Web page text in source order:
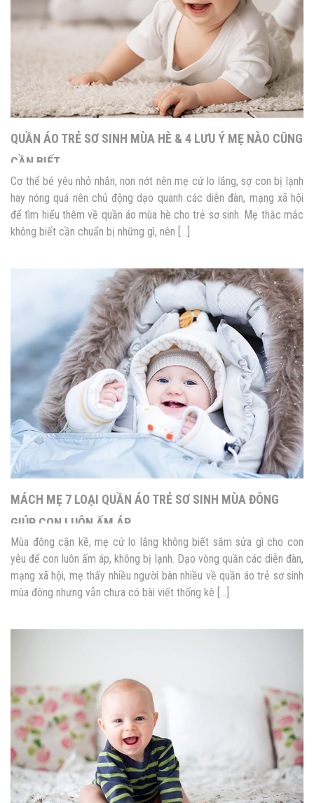
QUẦN ÁO TRẺ SƠ SINH MÙA HÈ & 4 LƯU Ý MẸ NÀO CŨNG
CẦN BIẾT
Cơ thể bé yêu nhỏ nhắn, non nớt nên mẹ cứ lo lắng, sợ con bị lạnh
hay nóng quá nên chủ động dạo quanh các diễn đàn, mạng xã hội
để tìm hiểu thêm về quần áo mùa hè cho trẻ sơ sinh. Mẹ thắc mắc
không biết cần chuẩn bị những gì, nên […]
MÁCH MẸ 7 LOẠI QUẦN ÁO TRẺ SƠ SINH MÙA ĐÔNG
GIÚP CON LUÔN ẤM ÁP
Mùa đông cận kề, mẹ cứ lo lắng không biết sắm sửa gì cho con
yêu để con luôn ấm áp, không bị lạnh. Dạo vòng quần các diễn đàn,
mạng xã hội, mẹ thấy nhiều người bàn nhiều về quần áo trẻ sơ sinh
mùa đông nhưng vẫn chưa có bài viết thống kê […]